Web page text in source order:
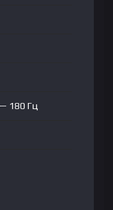
180 Гц